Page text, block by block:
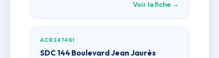
Voir la fiche →
AC9247461
SDC 144 Boulevard Jean Jaurès